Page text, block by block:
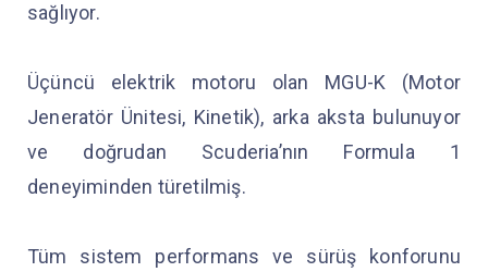
sağlıyor.
Üçüncü elektrik motoru olan MGU-K (Motor
Jeneratör Ünitesi, Kinetik), arka aksta bulunuyor
ve doğrudan Scuderia’nın Formula 1
deneyiminden türetilmiş.
Tüm sistem performans ve sürüş konforunu